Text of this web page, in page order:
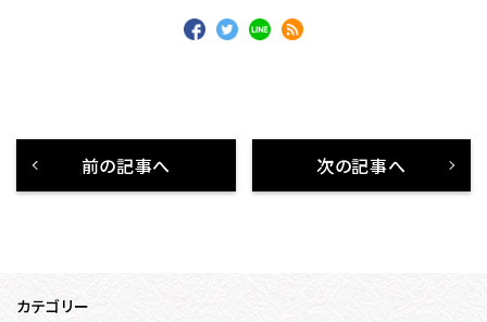
前の記事へ 次の記事へ
カテゴリー